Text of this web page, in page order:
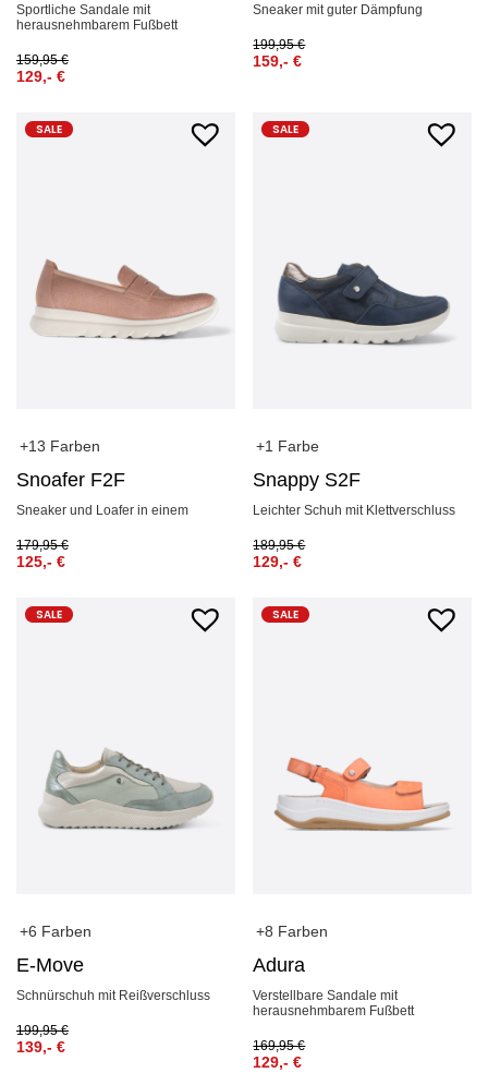
Sportliche Sandale mit
herausnehmbarem Fußbett
159,95€
129,- €
Sneaker mit guter Dämpfung
199,95€
159,-€
SALE
+13 Farben
Snoafer F2F
Sneaker und Loafer in einem
179,95€
125,- €
SALE
+1 Farbe
Snappy S2F
Leichter Schuh mit Klettverschluss
189,95€
129,-€
SALE
+6 Farben
E-Move
Schnürschuh mit Reißverschluss
199,95€
139,- €
SALE
+8 Farben
Adura
Verstellbare Sandale mit
herausnehmbarem Fußbett
169,95€
129,-€